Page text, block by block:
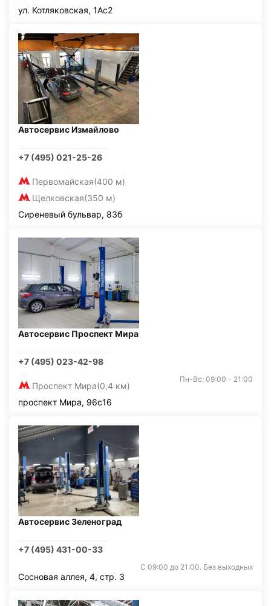
ул. Котляковская, 1Ас2
Автосервис Измайлово
+7 (495) 021-25-26
Первомайская(400 м)
Щелковская(350 м)
Сиреневый бульвар, 83б
Автосервис Проспект Мира
+7 (495) 023-42-98
Проспект Мира(0,4 км)
Пн-Вс: 09:00 - 21:00
проспект Мира, 96с16
Автосервис Зеленоград
+7 (495) 431-00-33
С 09:00 до 21:00. Без выходных
Сосновая аллея, 4, стр. 3